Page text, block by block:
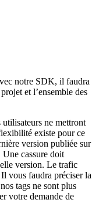
notre SDK, il faudra
et l’ensemble des
utilisateurs ne mettront
existe pour ce
version publiée sur
Une cassure doit
version. Le trafic
vous faudra préciser la
tags ne sont plus
votre demande de